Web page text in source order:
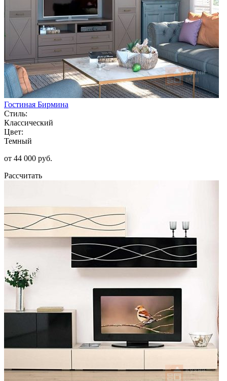
Гостиная Бирмина
Стиль:
Классический
Цвет:
Темный
от 44 000 руб.
Рассчитать